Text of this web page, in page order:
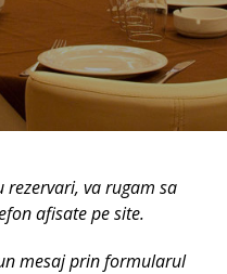
va rugam sa
afisate pe site.
mesaj prin formularul